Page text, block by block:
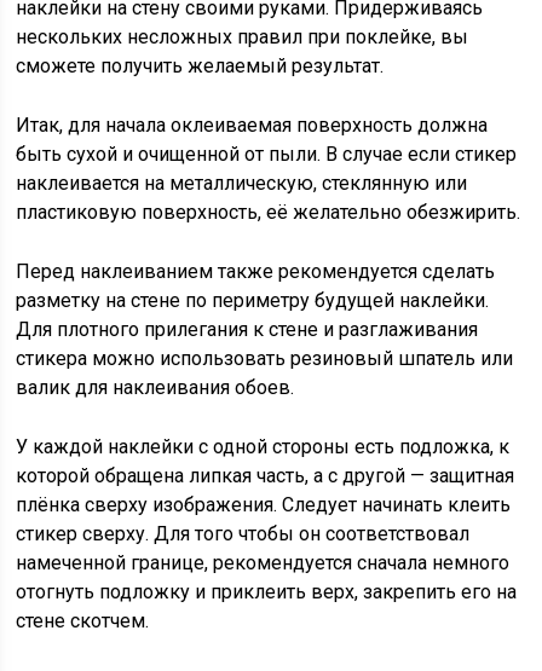
наклейки на стену своими руками. Придерживаясь
нескольких несложных правил при поклейке, вы
сможете получить желаемый результат.
Итак, для начала оклеиваемая поверхность должна
быть сухой и очищенной от пыли. В случае если стикер
наклеивается на металлическую, стеклянную или
пластиковую поверхность, её желательно обезжирить.
Перед наклеиванием также рекомендуется сделать
разметку на стене по периметру будущей наклейки.
Для плотного прилегания к стене и разглаживания
стикера можно использовать резиновый шпатель или
валик для наклеивания обоев.
У каждой наклейки с одной стороны есть подложка, к
которой обращена липкая часть, а с другой — защитная
плёнка сверху изображения. Следует начинать клеить
стикер сверху. Для того чтобы он соответствовал
намеченной границе, рекомендуется сначала немного
отогнуть подложку и приклеить верх, закрепить его на
стене скотчем.